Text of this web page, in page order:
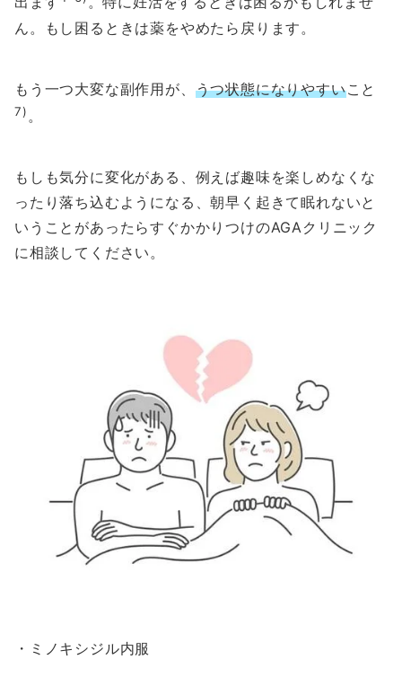
ん。もし困るときは薬をやめたら戻ります。
もう一つ大変な副作用が、 うつ状態になりやすいこと
7) 。
もしも気分に変化がある、例えば趣味を楽しめなくな
ったり落ち込むようになる、朝早く起きて眠れないと
いうことがあったらすぐかかりつけのAGAクリニック
に相談してください。
・ミノキシジル内服